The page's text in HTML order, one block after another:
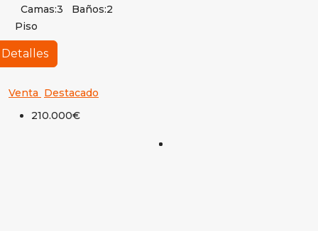
Camas:3 Baños:2
Piso
Detalles
Venta Destacado
210.000€